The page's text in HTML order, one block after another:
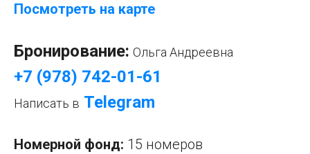
Посмотреть на карте
Бронирование: Ольга Андреевна
+7 (978) 742-01-61
Написать в Telegram
Номерной фонд: 15 номеров